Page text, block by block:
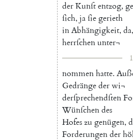
derKunſtentzog,
ſich, jaſiegerieth
inAbhängigkeit, da,
herrſchenunter¬
nommenhatte.
Gedrängederwi¬
derſprechendſten
Wünſchendes
Hofeszu genügen,
Forderungender